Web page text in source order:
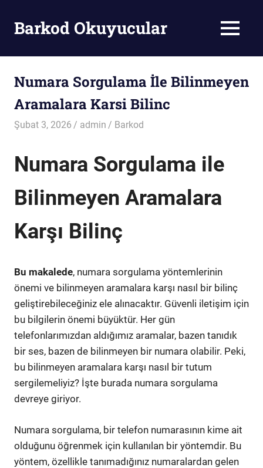
contentBarkod Okuyucular MENU
Numara Sorgulama İle Bilinmeyen
Aramalara Karsi Bilinc
Şubat 3, 2026 admin Barkod
Numara Sorgulama ile
Bilinmeyen Aramalara
Karşı Bilinç
Bu makalede, numara sorgulama yöntemlerinin
önemi ve bilinmeyen aramalara karşı nasıl bir bilinç
geliştirebileceğiniz ele alınacaktır. Güvenli iletişim için
bu bilgilerin önemi büyüktür. Her gün
telefonlarımızdan aldığımız aramalar, bazen tanıdık
bir ses, bazen de bilinmeyen bir numara olabilir. Peki,
bu bilinmeyen aramalara karşı nasıl bir tutum
sergilemeliyiz? İşte burada numara sorgulama
devreye giriyor.
Numara sorgulama, bir telefon numarasının kime ait
olduğunu öğrenmek için kullanılan bir yöntemdir. Bu
yöntem, özellikle tanımadığınız numaralardan gelen